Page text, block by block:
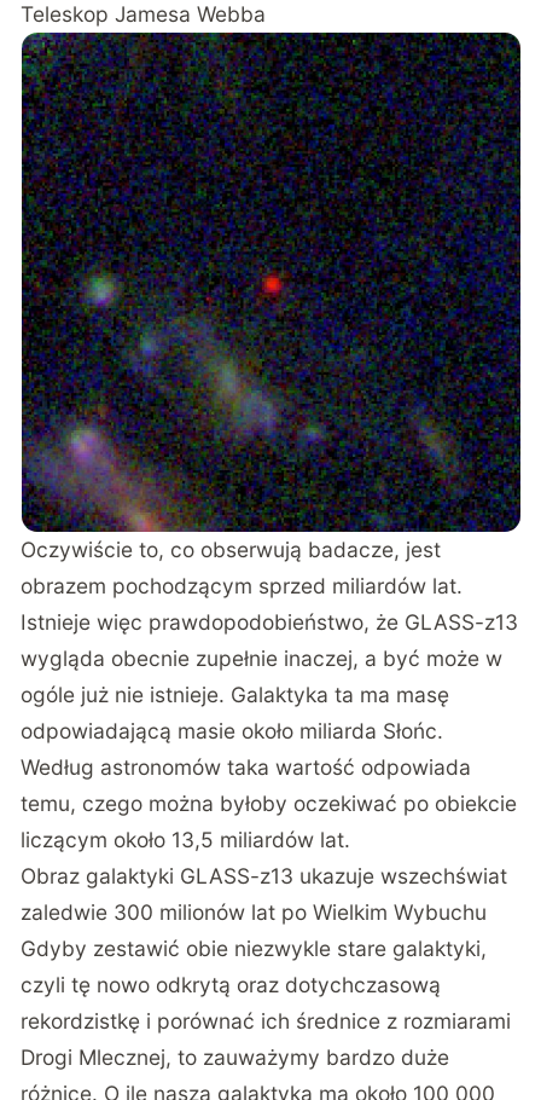
Teleskop Jamesa Webba
Oczywiście to, co obserwują badacze, jest
obrazem pochodzącym sprzed miliardów lat.
Istnieje więc prawdopodobieństwo, że GLASS-z13
wygląda obecnie zupełnie inaczej, a być może w
ogóle już nie istnieje. Galaktyka ta ma masę
odpowiadającą masie około miliarda Słońc.
Według astronomów taka wartość odpowiada
temu, czego można byłoby oczekiwać po obiekcie
liczącym około 13,5 miliardów lat.
Obraz galaktyki GLASS-z13 ukazuje wszechświat
zaledwie 300 milionów lat po Wielkim Wybuchu
Gdyby zestawić obie niezwykle stare galaktyki,
czyli tę nowo odkrytą oraz dotychczasową
rekordzistkę i porównać ich średnice z rozmiarami
Drogi Mlecznej, to zauważymy bardzo duże
różnice. O ile nasza galaktyka ma około 100 000